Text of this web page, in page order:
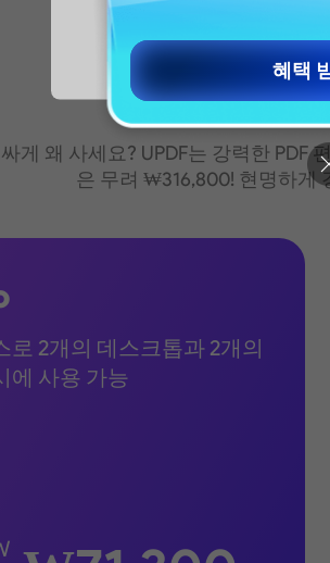
Continue to
더 저
게 왜 사세요? UPDF는 강력한
은 무려 ₩316,800! 현명하게
로 2개의 데스크톱과 2개의
에 사용 가능
혜택